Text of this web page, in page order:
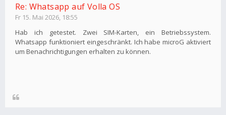
Re: Whatsapp auf Volla OS
Fr 15. Mai 2026, 18:55
Hab ich getestet. Zwei SIM-Karten, ein Betriebssystem.
Whatsapp funktioniert eingeschränkt. Ich habe microG aktiviert
um Benachrichtigungen erhalten zu können.